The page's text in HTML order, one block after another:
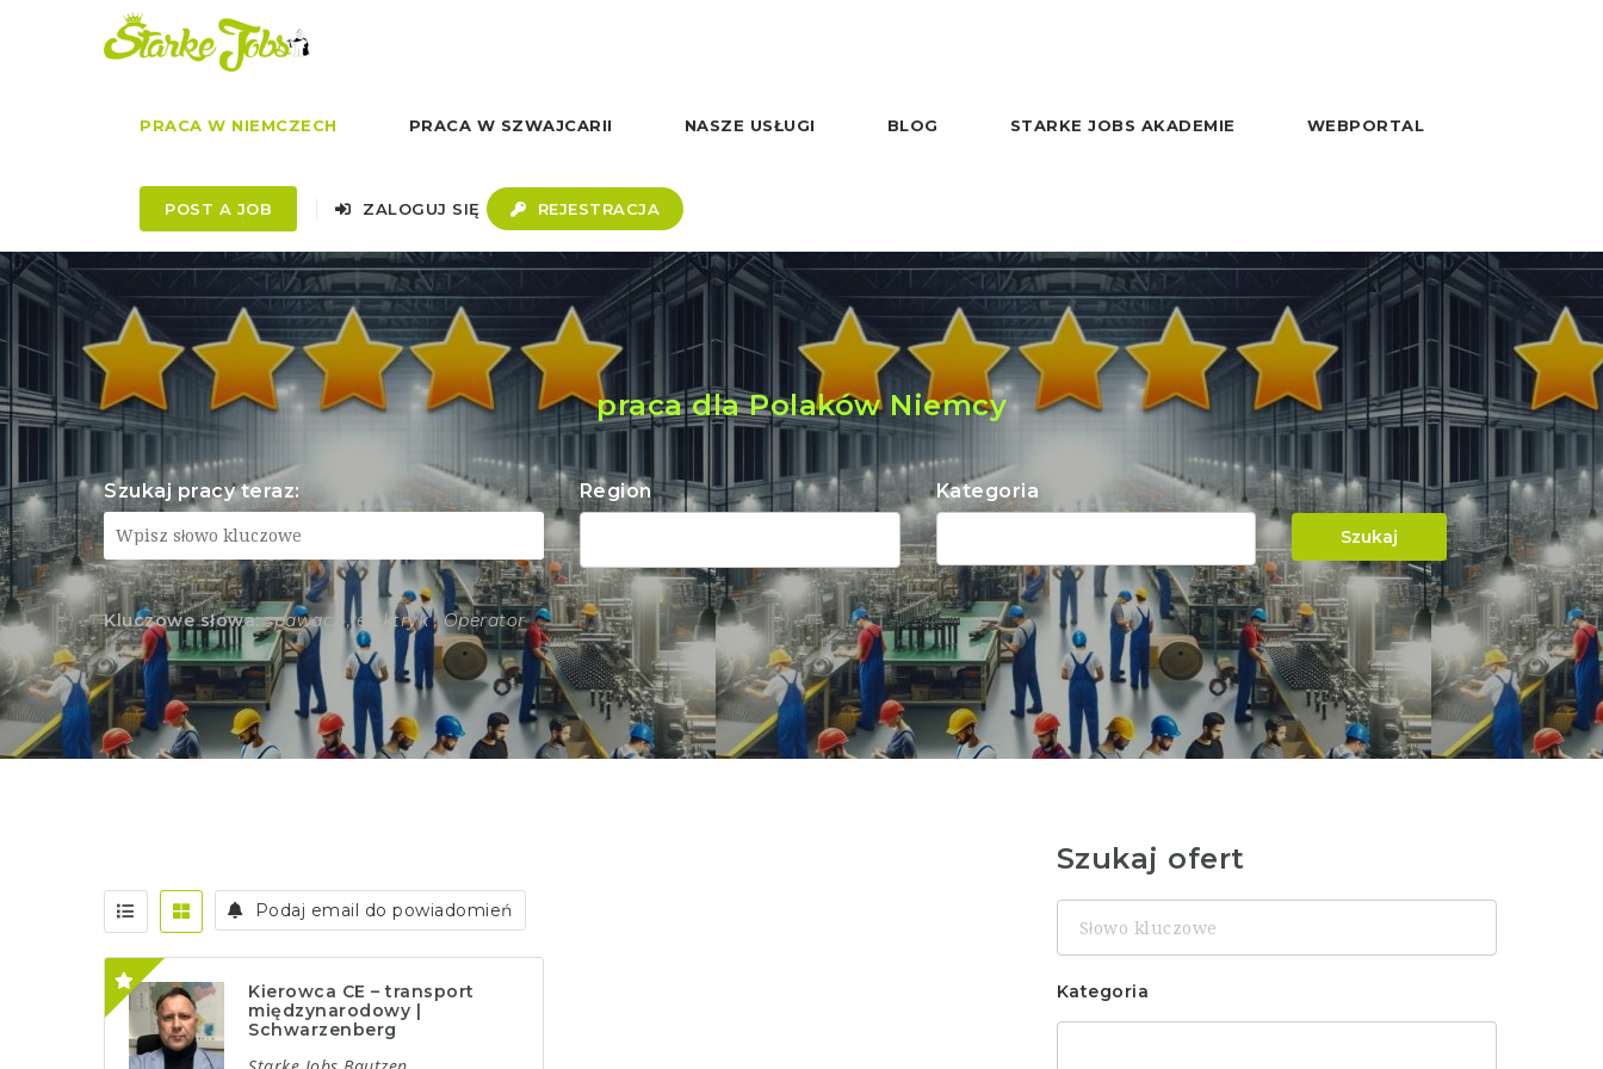
PRACA W NIEMCZECH PRACA W SZWAJCARII NASZE USŁUGI BLOG STARKE JOBS AKADEMIE WEBPORTAL
POST A JOB ZALOGUJ SIĘ REJESTRACJA
praca dla Polaków Niemcy
Szukaj pracy teraz: Region Kategoria
Szukaj
Kluczowe słowa: spawacz , elektryk , Operator
Podaj email do powiadomień
Kierowca CE – transport
międzynarodowy |
Schwarzenberg
Szukaj ofert
Słowo
kluczowe
Kategoria